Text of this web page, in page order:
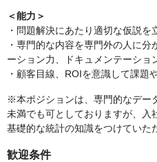
＜能力＞
・問題解決にあたり適切な仮説を
・専門的な内容を専門外の人に
ーション力、ドキュメンテーショ
・顧客目線、ROIを意識して課題
※本ポジションは、専門的なデー
未満でも可としておりますが、入
基礎的な統計の知識をつけていた
歓迎条件